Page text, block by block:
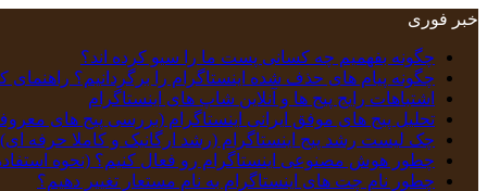
خبر فوری
چگونه بفهمیم چه کسانی پست ما را سیو کرده اند؟
چگونه پیام‌ های حذف‌ شده اینستاگرام را برگردانیم؟ راهنمای
اشتباهات رایج پیج ها و آنلاین شاپ های اینستاگرام
تحلیل پیج‌ های موفق ایرانی اینستاگرام (بررسی پیج های
چک‌ لیست رشد پیج اینستاگرام (رشد ارگانیک و کاملا حرفه ای)
چطور هوش مصنوعی اینستاگرام رو فعال کنیم؟ (نحوه
چطور نام چت‌ های اینستاگرام به نام‌ مستعار تغییر دهیم؟